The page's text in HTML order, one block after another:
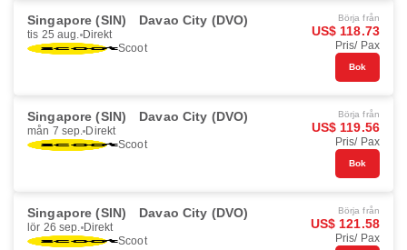
Singapore (SIN) Davao City (DVO)
tis 25 aug. Direkt
Scoot
Börja från
US$ 118.73
Pris/ Pax
Bok
Singapore (SIN) Davao City (DVO)
mån 7 sep. Direkt
Scoot
Börja från
US$ 119.56
Pris/ Pax
Bok
Singapore (SIN) Davao City (DVO)
lör 26 sep. Direkt
Scoot
Börja från
US$ 121.58
Pris/ Pax